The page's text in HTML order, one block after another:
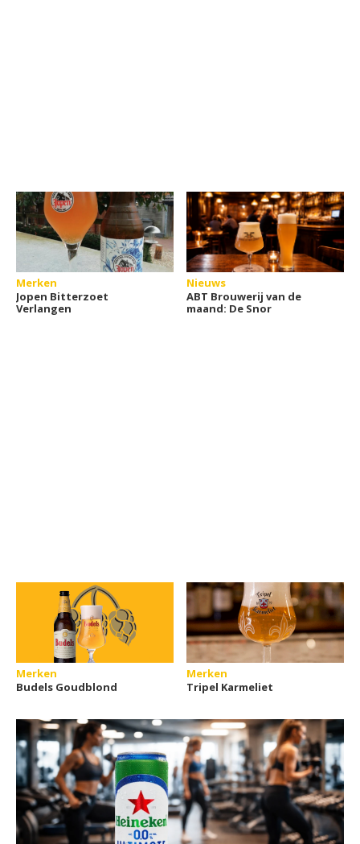
Merken
Jopen Bitterzoet
Verlangen
Nieuws
ABT Brouwerij van de
maand: De Snor
Merken
Budels Goudblond
Merken
Tripel Karmeliet